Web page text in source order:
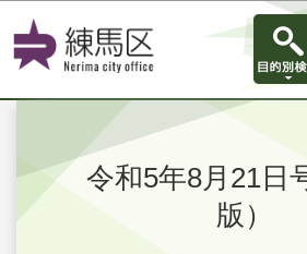
このページの本文
令和5年8月21日
版）